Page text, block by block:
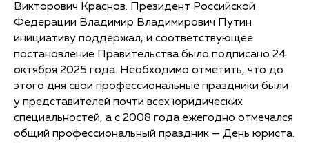
Викторович Краснов. Президент Российской
Федерации Владимир Владимирович Путин
инициативу поддержал, и соответствующее
постановление Правительства было подписано 24
октября 2025 года. Необходимо отметить, что до
этого дня свои профессиональные праздники были
у представителей почти всех юридических
специальностей, а с 2008 года ежегодно отмечался
общий профессиональный праздник — День юриста.